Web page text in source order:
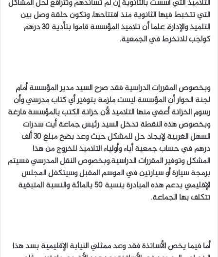
التلاميذ التي أسست بالثانوية إن لم تساندهم وتترافع لحل المشاكل
التي تتخبط فيها الثانوية منذ افتتاحها، وتكون حلقة وصل بين
التلميذ والإدارة، علما أن تلاميذ المؤسسة قاموا بتأدية 30 درهم
كواجب للانخرط في الجمعية.
وبخصوص المقررات الدراسية فقد صرح السيد مدير المؤسسة أمام
لجنة الحوار أن المؤسسة ليست ملزمة بتوفير أي كتاب مدرسي وأن
رسوم الخزانة أعفي منها التلاميذ لأن خزانة الكتب بالمؤسسة فارغة
وبخصوص هذه النقطة تدخل السيد رئيس جماعة أيت سدرات
السهل الغربية لإيجاد حل للمشكل حيث وعد بضخ مبلغ 30 ألف
درهم في حساب جمعية أباء وأولياء التلاميذ للخروج من هذا
المشكل وتوفير المقررات الدراسية.وبخصوص النقل المدرسي فسيتم
برمجة سيارة أو سيارتين في الموسم المقبل وسيتكفل المجلس
الإقليمي بدعم هذه المبادرة بنسبة 50 بالمائة والنسبة المتبقية
تتكلف بها الجماعة.
أما فيما يخص الأساتذة فقد وعد ممثلي النيابة الإقليمية بسد هذا